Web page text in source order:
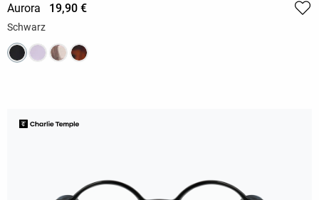
Aurora 19,90 €
Schwarz